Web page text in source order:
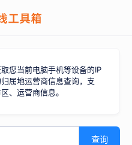
您当前电脑手机等设备的IP
属地运营商信息查询，支
、运营商信息。
查询